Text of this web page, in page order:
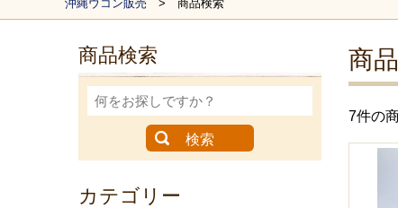
沖縄ウコン販売 > 商品検索
商
7件の
商品検索
カテゴリー